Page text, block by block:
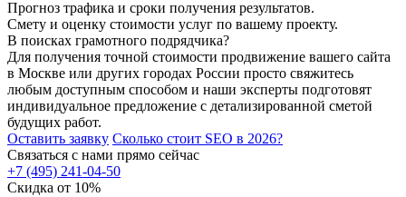
Прогноз трафика и сроки получения результатов.
Смету и оценку стоимости услуг по вашему проекту.
В поисках грамотного подрядчика?
Для получения точной стоимости продвижение вашего сайта
в Москве или других городах России просто свяжитесь
любым доступным способом и наши эксперты подготовят
индивидуальное предложение с детализированной сметой
будущих работ.
Оставить заявку Сколько стоит SEO в 2026?
Связаться с нами прямо сейчас
+7 (495) 241-04-50
Скидка от 10%